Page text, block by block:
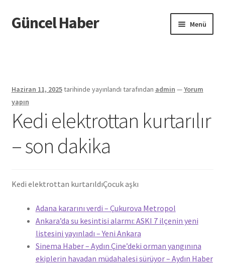
Dolaşıma
geç
İçeriğe
geç
Güncel Haber Menü
Haziran 11, 2025tarihinde yayınlandı tarafından admin —Yorum
yapın
Kedi elektrottan kurtarılır
– son dakika
Kedi elektrottan kurtarıldıÇocuk aşkı
Adana kararını verdi – Çukurova Metropol
Ankara’da su kesintisi alarmı: ASKI 7 ilçenin yeni
listesini yayınladı – Yeni Ankara
Sinema Haber – Aydın Çine’deki orman yangınına
ekiplerin havadan müdahalesi sürüyor – Aydın Haber